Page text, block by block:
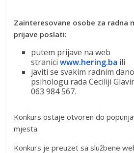
Zainteresovane osobe za radna
prijave poslati:
putem prijave na web
straniciwww.hering.ba ili
javiti se svakim radnim
psihologu rada Ceciliji
063 984 567.
Konkurs ostaje otvoren do
mjesta.
Konkurs je preuzet sa službene